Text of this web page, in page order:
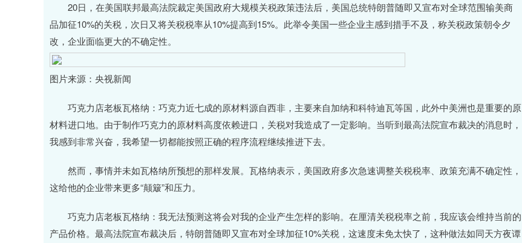
20日，在美国联邦最高法院裁定美国政府大规模关税政策违法后，美国总统特朗普随即又宣布对全球范围输美商
品加征10%的关税，次日又将关税税率从10%提高到15%。此举令美国一些企业主感到措手不及，称关税政策朝令夕
改，企业面临更大的不确定性。
图片来源：央视新闻
巧克力店老板瓦格纳：巧克力近七成的原材料源自西非，主要来自加纳和科特迪瓦等国，此外中美洲也是重要的原
材料进口地。由于制作巧克力的原材料高度依赖进口，关税对我造成了一定影响。当听到最高法院宣布裁决的消息时，
我感到非常兴奋，我希望一切都能按照正确的程序流程继续推进下去。
然而，事情并未如瓦格纳所预想的那样发展。瓦格纳表示，美国政府多次急速调整关税税率、政策充满不确定性，
这给他的企业带来更多“颠簸”和压力。
巧克力店老板瓦格纳：我无法预测这将会对我的企业产生怎样的影响。在厘清关税税率之前，我应该会维持当前的
产品价格。最高法院宣布裁决后，特朗普随即又宣布对全球加征10%关税，这速度未免太快了，这种做法如同天方夜谭